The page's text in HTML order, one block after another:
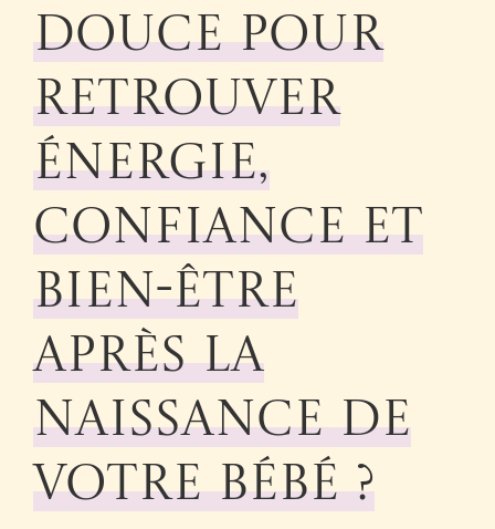
douce pour
retrouver
énergie,
confiance et
bien-être
après la
naissance de
votre bébé ?